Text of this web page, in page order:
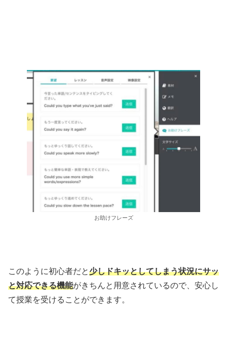
お助けフレーズ
このように初心者だと少しドキッとしてしまう状況にサッ
と対応できる機能がきちんと用意されているので、安心し
て授業を受けることができます。